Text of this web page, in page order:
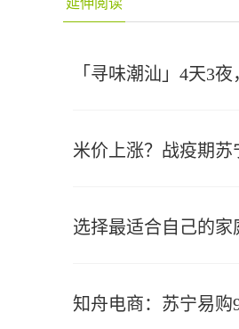
「寻味潮汕」4天3
米价上涨？战疫期
选择最适合自己的家
知舟电商：苏宁易